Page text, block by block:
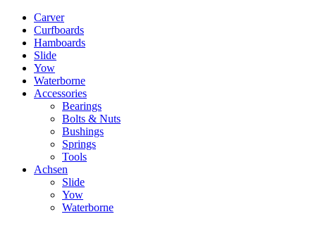
Carver
Curfboards
Hamboards
Slide
Yow
Waterborne
Accessories
Bearings
Bolts & Nuts
Bushings
Springs
Tools
Achsen
Slide
Yow
Waterborne